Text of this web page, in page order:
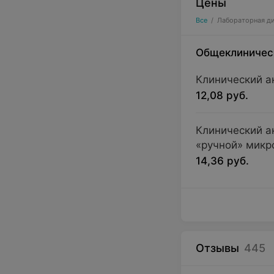
Клинические
печень и
определения
Цены
Все / Лабораторная
Клинический
12,08 руб.
Клинический
«ручной»
14,36 руб.
Отзывы 445